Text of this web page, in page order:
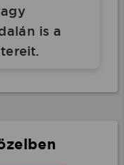
is a